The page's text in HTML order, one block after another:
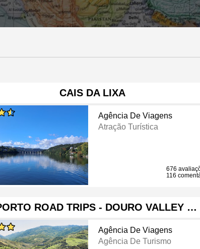
CAIS DA LIXA
Agência De Viagens
Atração Turística
676
116
ROAD TRIPS - DOURO VALLEY …
Agência De Viagens
Agência De Turismo